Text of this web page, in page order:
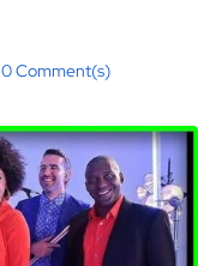
0 Comment(s)